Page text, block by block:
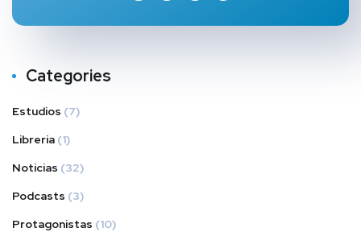
Categories
Estudios (7)
Libreria (1)
Noticias (32)
Podcasts (3)
Protagonistas (10)